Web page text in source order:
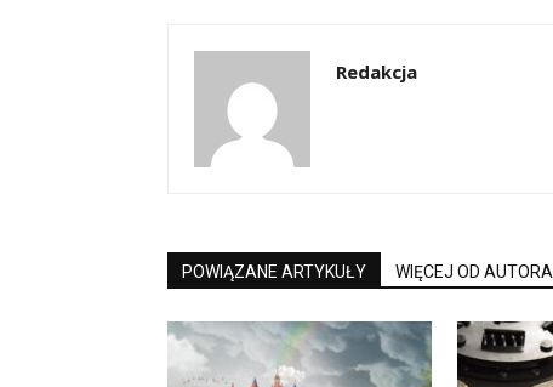
Redakcja
POWIĄZANE ARTYKUŁY WIĘCEJ OD AUTORA